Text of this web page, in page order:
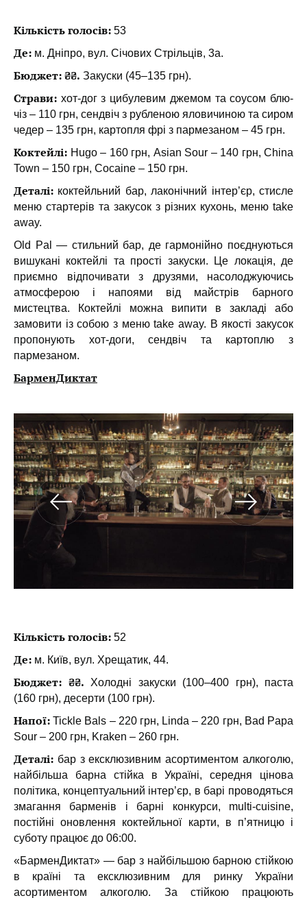
Кількість голосів: 53
Де: м. Дніпро, вул. Січових Стрільців, 3а.
Бюджет: ₴₴. Закуски (45–135 грн).
Страви: хот-дог з цибулевим джемом та соусом блю-
чіз – 110 грн, сендвіч з рубленою яловичиною та сиром
чедер – 135 грн, картопля фрі з пармезаном – 45 грн.
Коктейлі: Hugo – 160 грн, Asian Sour – 140 грн, China
Town – 150 грн, Cocaine – 150 грн.
Деталі: коктейльний бар, лаконічний інтер’єр, стисле
меню стартерів та закусок з різних кухонь, меню take
away.
Old Pal — стильний бар, де гармонійно поєднуються
вишукані коктейлі та прості закуски. Це локація, де
приємно відпочивати з друзями, насолоджуючись
атмосферою і напоями від майстрів барного
мистецтва. Коктейлі можна випити в закладі або
замовити із собою з меню take away. В якості закусок
пропонують хот-доги, сендвіч та картоплю з
пармезаном.
БарменДиктат
Кількість голосів: 52
Де: м. Київ, вул. Хрещатик, 44.
Бюджет: ₴₴. Холодні закуски (100–400 грн), паста
(160 грн), десерти (100 грн).
Напої: Tickle Bals – 220 грн, Linda – 220 грн, Bad Papa
Sour – 200 грн, Kraken – 260 грн.
Деталі: бар з ексклюзивним асортиментом алкоголю,
найбільша барна стійка в Україні, середня цінова
політика, концептуальний інтер’єр, в барі проводяться
змагання барменів і барні конкурси, multi-сuisine,
постійні оновлення коктейльної карти, в п’ятницю і
суботу працює до 06:00.
«БарменДиктат» — бар з найбільшою барною стійкою
в країні та ексклюзивним для ринку України
асортиментом алкоголю. За стійкою працюють